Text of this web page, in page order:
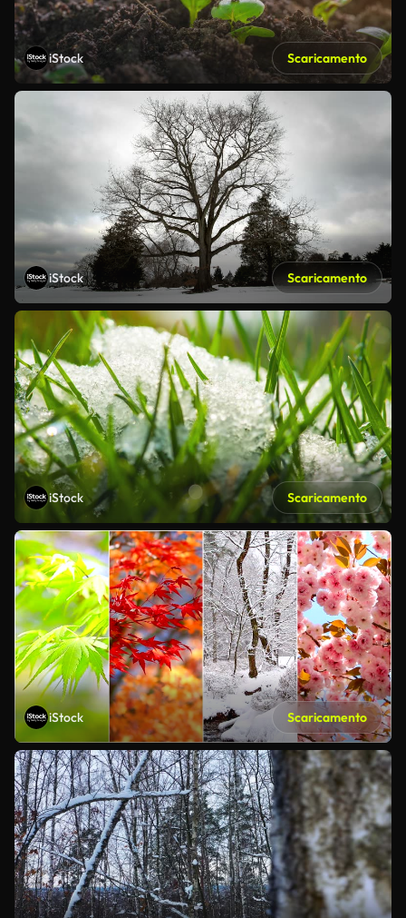
iStock Scaricamento
iStock Scaricamento
iStock Scaricamento
iStock Scaricamento